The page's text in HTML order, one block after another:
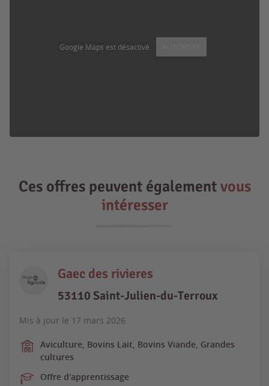
Google Maps est désactivé.
Ces offres peuvent égalementvous
intéresser
Gaec des rivieres
53110 Saint-Julien-du-Terroux
Mis à jour le 17 mars 2026
Aviculture, Bovins Lait, Bovins Viande, Grandes
cultures
Offre d'apprentissage